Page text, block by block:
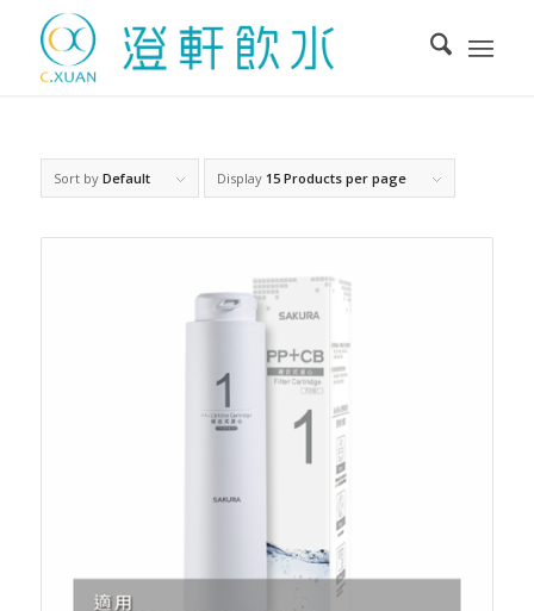
Sort by Default Display 15 Products per page